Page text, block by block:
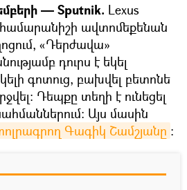
— Sputnik. Lexus
ավտոմեքենան
«Դերժավա»
դուրս է եկել
գոտուց, բախվել բետոնե
Դեպքը տեղի է ունեցել
Այս մասին
Գագիկ Շամշյանը :